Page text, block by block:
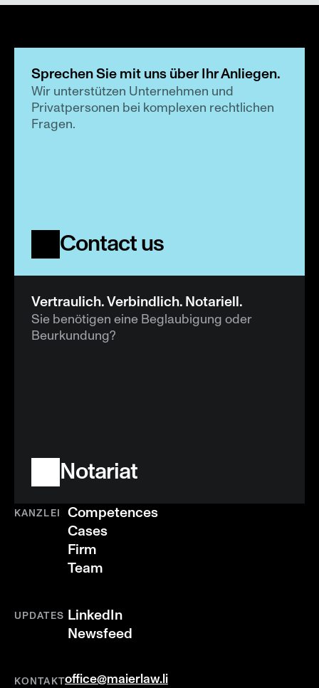
Beitrag bietet einen praxisnahen Überblick über
Sprechen Sie mit uns über Ihr Anliegen.
Wir unterstützen Unternehmen und
Privatpersonen bei komplexen rechtlichen
Fragen.
Contact us
Vertraulich. Verbindlich. Notariell.
Sie benötigen eine Beglaubigung oder
Beurkundung?
Notariat
KANZLEI
Competences
Cases
Firm
Team
UPDATES
LinkedIn
Newsfeed
KONTAKToffice@maierlaw.li